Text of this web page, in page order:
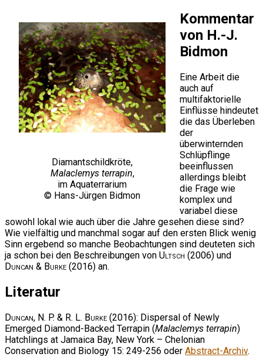
Diamantschildkröte,
Malaclemys terrapin,
im Aquaterrarium
© Hans-Jürgen Bidmon
Kommentar
von H.-J.
Bidmon
Eine Arbeit die
auch auf
multifaktorielle
Einflüsse hindeutet
die das Überleben
der
überwinternden
Schlüpflinge
beeinflussen
allerdings bleibt
die Frage wie
komplex und
variabel diese
sowohl lokal wie auch über die Jahre gesehen diese sind?
Wie vielfältig und manchmal sogar auf den ersten Blick wenig
Sinn ergebend so manche Beobachtungen sind deuteten sich
ja schon bei den Beschreibungen von Ultsch (2006) und
Duncan & Burke (2016) an.
Literatur
Duncan, N. P. & R. L. Burke (2016): Dispersal of Newly
Emerged Diamond-Backed Terrapin (Malaclemys terrapin)
Hatchlings at Jamaica Bay, New York – Chelonian
Conservation and Biology 15: 249-256 oder Abstract-Archiv.